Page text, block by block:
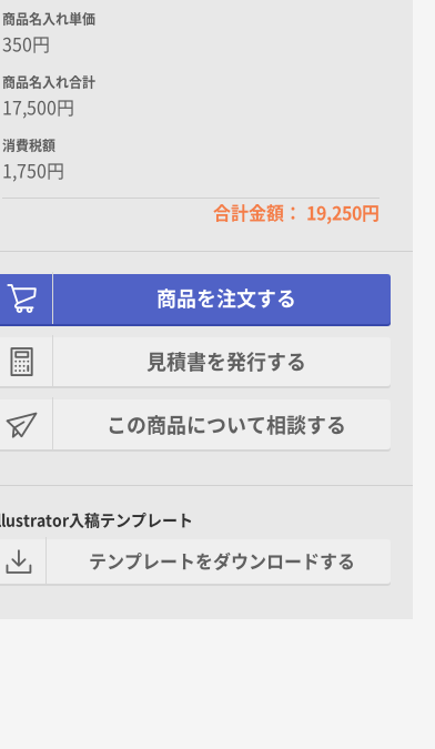
商品名入れ単価
350円
商品名入れ合計
17,500円
消費税額
1,750円
合計金額： 19,250円
商品を注文する
見積書を発行する
この商品について相談する
Illustrator入稿テンプレート
テンプレートをダウンロードする